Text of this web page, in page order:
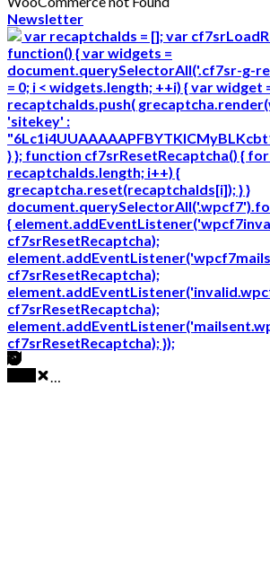
Newsletter
var recaptchaIds = []; var
function() { var widgets =
document.querySelectorAll('.cf7sr-g-
= 0; i < widgets.length; ++i) { var widget
recaptchaIds.push(
'sitekey' :
} }; function cf7srResetRecaptcha() { for
recaptchaIds.length; i++) {
grecaptcha.reset(recaptchaIds[i]); } }
{
cf7srResetRecaptcha);
cf7srResetRecaptcha);
cf7srResetRecaptcha);
cf7srResetRecaptcha); });
…